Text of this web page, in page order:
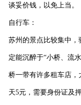
谈妥价钱，以免上当。
自行车：
苏州的景点比较集中
定能沉醉于“小桥、流
桥一带有许多租车店，
天5元，需要身份证及